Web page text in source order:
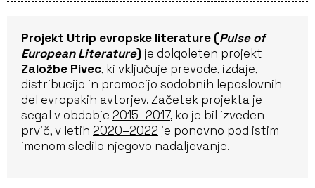
Projekt Utrip evropske literature (Pulse of
European Literature) je dolgoleten projekt
Založbe Pivec, ki vključuje prevode, izdaje,
distribucijo in promocijo sodobnih leposlovnih
del evropskih avtorjev. Začetek projekta je
segal v obdobje 2015–2017, ko je bil izveden
prvič, v letih 2020–2022 je ponovno pod istim
imenom sledilo njegovo nadaljevanje.